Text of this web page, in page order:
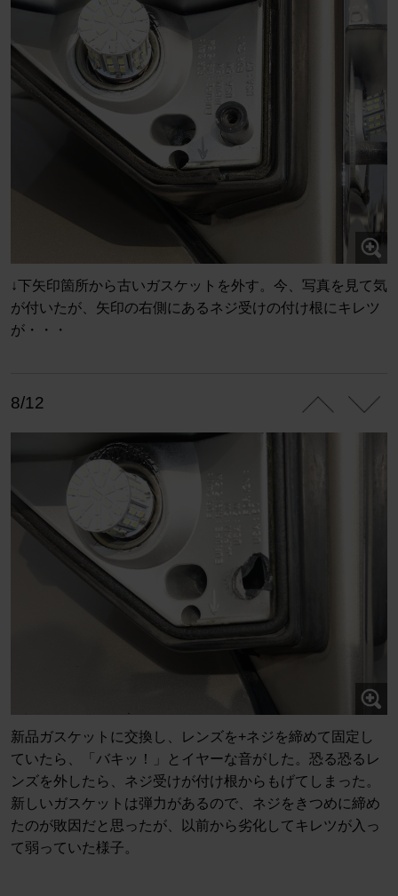
↓下矢印箇所から古いガスケットを外す。今、写真を見て気
が付いたが、矢印の右側にあるネジ受けの付け根にキレツ
が・・・
8/12
新品ガスケットに交換し、レンズを+ネジを締めて固定し
ていたら、「バキッ！」とイヤーな音がした。恐る恐るレ
ンズを外したら、ネジ受けが付け根からもげてしまった。
新しいガスケットは弾力があるので、ネジをきつめに締め
たのが敗因だと思ったが、以前から劣化してキレツが入っ
て弱っていた様子。